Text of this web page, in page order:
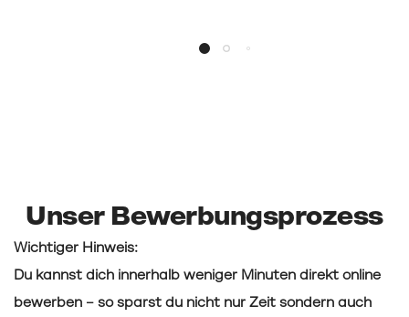
Unser Bewerbungsprozess
Wichtiger Hinweis:
Du kannst dich innerhalb weniger Minuten direkt online
bewerben – so sparst du nicht nur Zeit sondern auch